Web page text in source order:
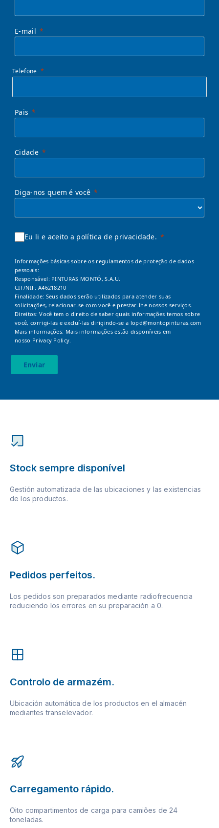
E-mail
Telefone
Pais
Cidade
Diga-nos quem é você
Eu li e aceito a política de privacidade.
Informações básicas sobre os regulamentos de proteção de dados
pessoais:
Responsável: PINTURAS MONTÓ, S.A.U.
CIF/NIF: A46218210
Finalidade: Seus dados serão utilizados para atender suas
solicitações, relacionar-se com você e prestar-lhe nossos serviços.
Direitos: Você tem o direito de saber quais informações temos sobre
você, corrigi-las e excluí-las dirigindo-se a lopd@montopinturas.com
Mais informações: Mais informações estão disponíveis em
nosso Privacy Policy.
Enviar
Stock sempre disponível
Gestión automatizada de las ubicaciones y las existencias
de los productos.
Pedidos perfeitos.
Los pedidos son preparados mediante radiofrecuencia
reduciendo los errores en su preparación a 0.
Controlo de armazém.
Ubicación automática de los productos en el almacén
mediantes transelevador.
Carregamento rápido.
Oito compartimentos de carga para camiões de 24
toneladas.